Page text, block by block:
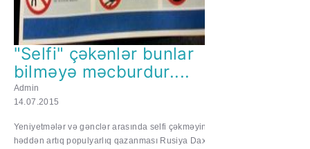
"Selfi" çəkənlər bunlar
bilməyə məcburdur....
Admin
14.07.2015
Yeniyetmələr və gənclər arasında selfi çəkməyin
həddən artıq populyarlıq qazanması Rusiya Daxili